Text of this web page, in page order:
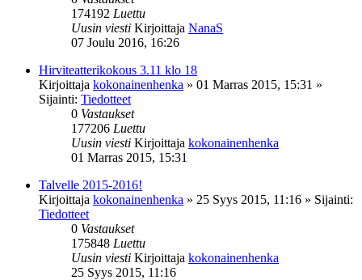
174192 Luettu
Uusin viesti Kirjoittaja NanaS
07 Joulu 2016, 16:26
Hirviteatterikokous 3.11 klo 18
Kirjoittaja kokonainenhenka » 01 Marras 2015, 15:31 »
Sijainti: Tiedotteet
0 Vastaukset
177206 Luettu
Uusin viesti Kirjoittaja kokonainenhenka
01 Marras 2015, 15:31
Talvelle 2015-2016!
Kirjoittaja kokonainenhenka » 25 Syys 2015, 11:16 » Sijainti:
Tiedotteet
0 Vastaukset
175848 Luettu
Uusin viesti Kirjoittaja kokonainenhenka
25 Syys 2015, 11:16